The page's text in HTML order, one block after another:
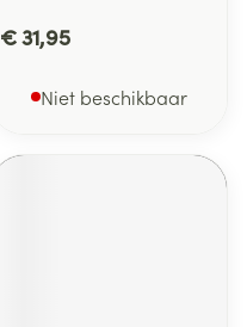
€ 31,95
Niet beschikbaar